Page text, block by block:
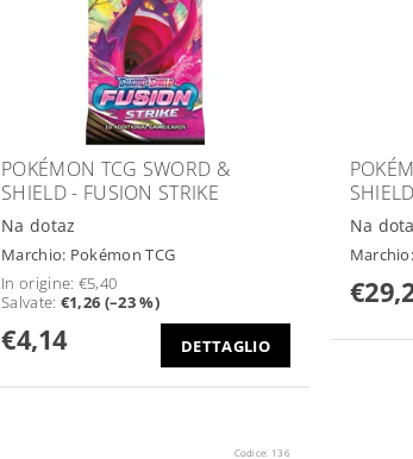
POKÉMON TCG SWORD &
SHIELD - FUSION STRIKE
Na dotaz
Marchio: Pokémon TCG
In origine: €5,40
Salvate: €1,26 (–23 %)
€4,14 DETTAGLIO
Na
Marchio:
Codice: 136